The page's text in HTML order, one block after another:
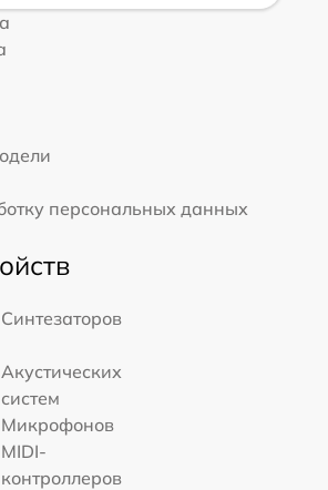
персональных данных
Синтезаторов
Акустических
систем
Микрофонов
MIDI-
контроллеров